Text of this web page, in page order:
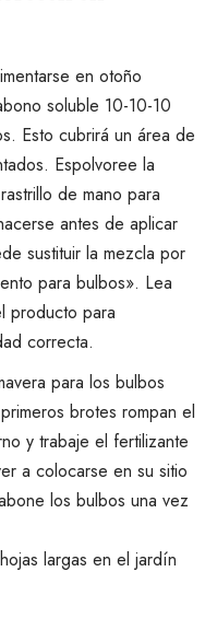
en otoño
soluble 10-10-10
Esto cubrirá un área de
Espolvoree la
de mano para
antes de aplicar
sustituir la mezcla por
para bulbos». Lea
producto para
correcta.
para los bulbos
brotes rompan el
y trabaje el fertilizante
a colocarse en su sitio
los bulbos una vez